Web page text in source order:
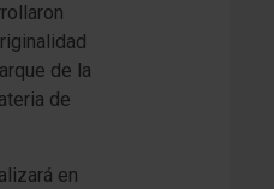
de la
de
en